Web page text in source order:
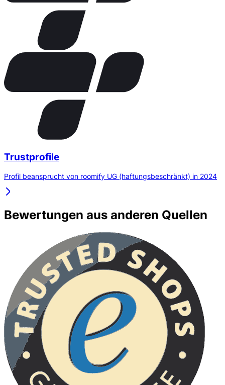
Trustprofile
Profil beansprucht von roomify UG (haftungsbeschränkt) in 2024
Bewertungen aus anderen Quellen